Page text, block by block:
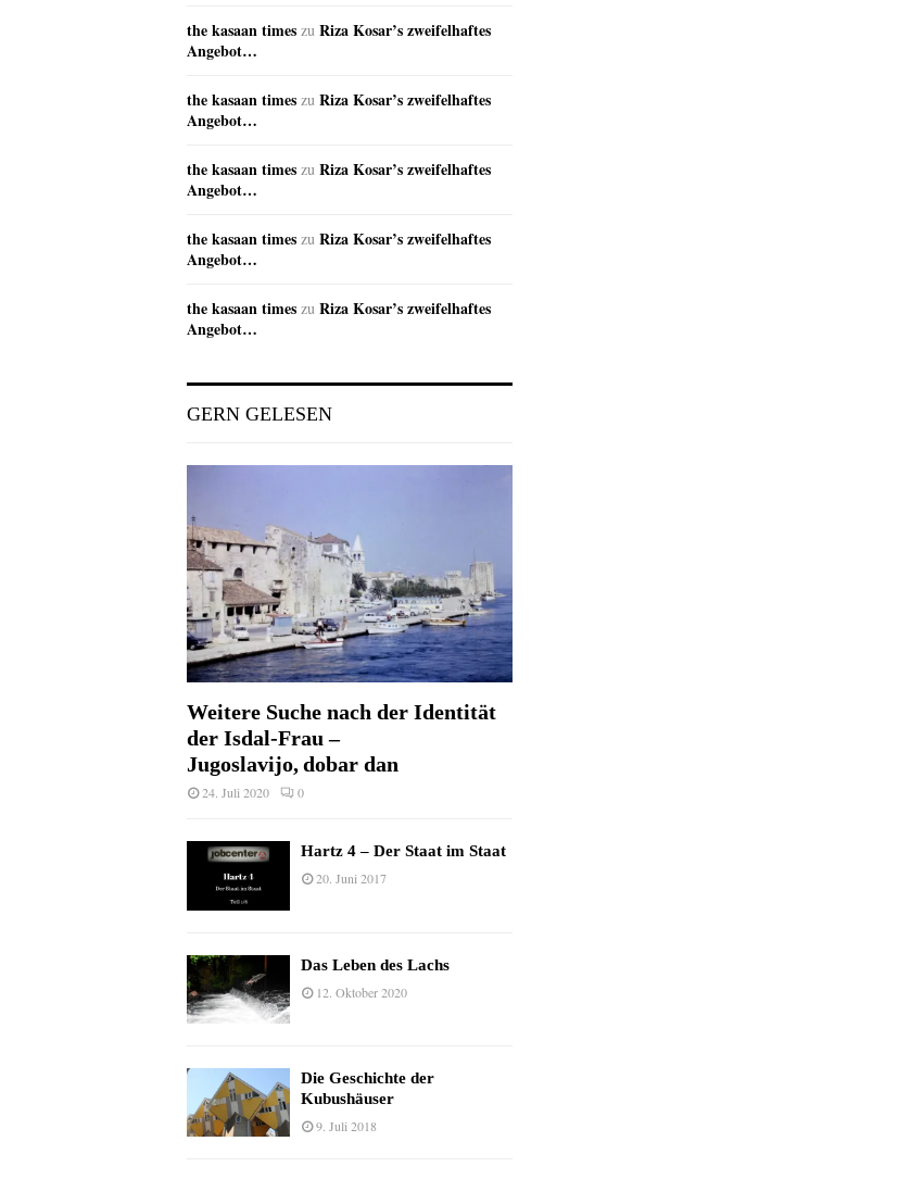
the kasaan times zu Riza Kosar’s zweifelhaftes
Angebot…
the kasaan times zu Riza Kosar’s zweifelhaftes
Angebot…
the kasaan times zu Riza Kosar’s zweifelhaftes
Angebot…
the kasaan times zu Riza Kosar’s zweifelhaftes
Angebot…
the kasaan times zu Riza Kosar’s zweifelhaftes
Angebot…
GERN GELESEN
Weitere Suche nach der Identität
der Isdal-Frau –
Jugoslavijo, dobar dan
24. Juli 2020 0
Hartz 4 – Der Staat im Staat
20. Juni 2017
Das Leben des Lachs
12. Oktober 2020
Die Geschichte der
Kubushäuser
9. Juli 2018